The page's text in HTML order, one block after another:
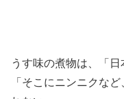
うす味の煮物は、「日
「そこにニンニクな